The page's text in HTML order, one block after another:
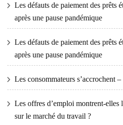
Les défauts de paiement des prêts
après une pause pandémique
Les défauts de paiement des prêts
après une pause pandémique
Les consommateurs s’accrochent
Les offres d’emploi montrent-elles
sur le marché du travail ?